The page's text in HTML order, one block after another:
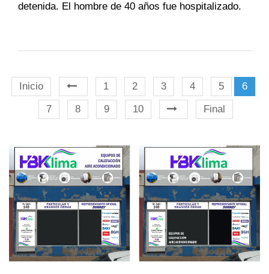
detenida. El hombre de 40 años fue hospitalizado.
Inicio 1 2 3 4 5
6
7
8 9 10 Final